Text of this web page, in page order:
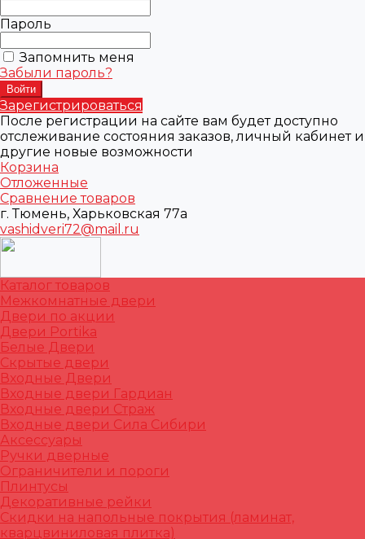
Пароль
Запомнить меня
Забыли пароль?
Зарегистрироваться
После регистрации на сайте вам будет доступно
отслеживание состояния заказов, личный кабинет и
другие новые возможности
Корзина
Отложенные
Сравнение товаров
г. Тюмень, Харьковская 77а
vashidveri72@mail.ru
Каталог товаров
Межкомнатные двери
Двери по акции
Двери Portika
Белые Двери
Скрытые двери
Входные Двери
Входные двери Гардиан
Входные двери Страж
Входные двери Сила Сибири
Аксессуары
Ручки дверные
Ограничители и пороги
Плинтусы
Декоративные рейки
Скидки на напольные покрытия (ламинат,
кварцвиниловая плитка)